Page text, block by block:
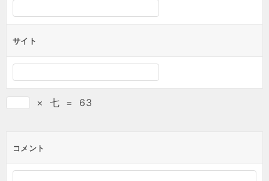
サイト
× 七 = 63
コメント